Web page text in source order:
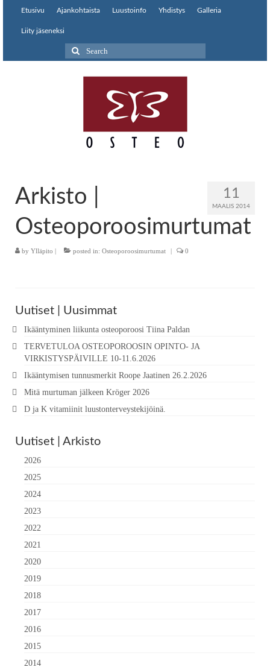
Etusivu Ajankohtaista Luustoinfo Yhdistys Galleria
Liity jäseneksi
Search
for:
11
MAALIS 2014
Arkisto |
Osteoporoosimurtumat
by Ylläpito | posted in: Osteoporoosimurtumat | 0
Uutiset | Uusimmat
Ikääntyminen liikunta osteoporoosi Tiina Paldan
TERVETULOA OSTEOPOROOSIN OPINTO- JA
VIRKISTYSPÄIVILLE 10-11.6.2026
Ikääntymisen tunnusmerkit Roope Jaatinen 26.2.2026
Mitä murtuman jälkeen Kröger 2026
D ja K vitamiinit luustonterveystekijöinä.
Uutiset | Arkisto
2026
2025
2024
2023
2022
2021
2020
2019
2018
2017
2016
2015
2014